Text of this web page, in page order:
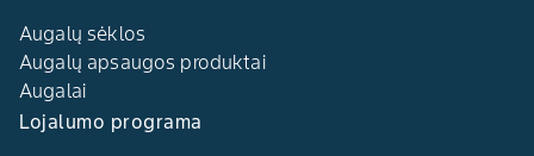
Augalų sėklos
Augalų apsaugos produktai
Augalai
Lojalumo programa